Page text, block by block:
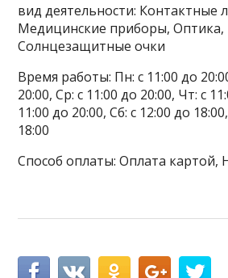
вид деятельности: Контактные
Медицинские приборы, Оптика,
Солнцезащитные очки
Время работы: Пн: с 11:00 до
20:00, Ср: с 11:00 до 20:00, Чт: с
11:00 до 20:00, Сб: с 12:00 до
18:00
Способ оплаты: Оплата картой,